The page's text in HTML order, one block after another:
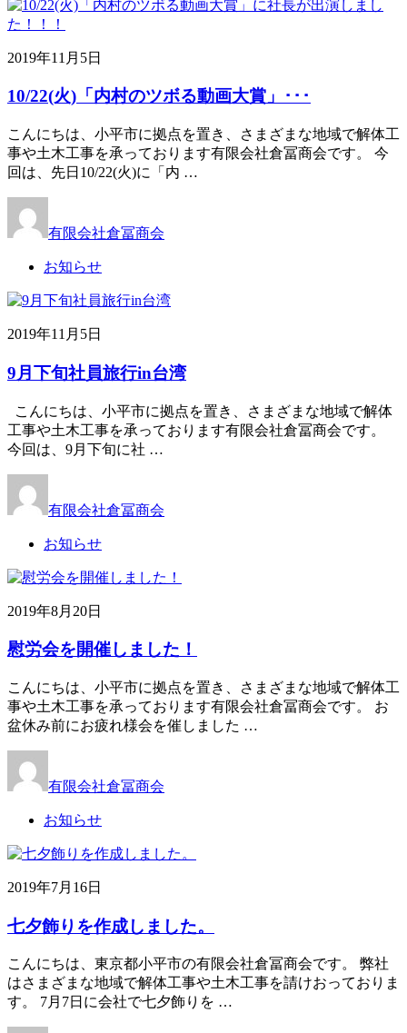
2019年11月5日
10/22(火)「内村のツボる動画大賞」･･･
こんにちは、小平市に拠点を置き、さまざまな地域で解体工
事や土木工事を承っております有限会社倉冨商会です。 今
回は、先日10/22(火)に「内 …
有限会社倉冨商会
お知らせ
2019年11月5日
9月下旬社員旅行in台湾
こんにちは、小平市に拠点を置き、さまざまな地域で解体
工事や土木工事を承っております有限会社倉冨商会です。
今回は、9月下旬に社 …
有限会社倉冨商会
お知らせ
2019年8月20日
慰労会を開催しました！
こんにちは、小平市に拠点を置き、さまざまな地域で解体工
事や土木工事を承っております有限会社倉冨商会です。 お
盆休み前にお疲れ様会を催しました …
有限会社倉冨商会
お知らせ
2019年7月16日
七夕飾りを作成しました。
こんにちは、東京都小平市の有限会社倉冨商会です。 弊社
はさまざまな地域で解体工事や土木工事を請けおっておりま
す。 7月7日に会社で七夕飾りを …